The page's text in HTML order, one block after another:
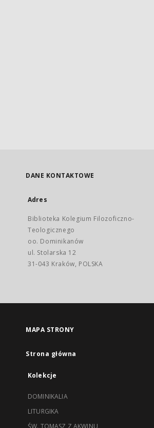
DANE KONTAKTOWE
Adres
Biblioteka Kolegium Filozoficzno-
Teologicznego
oo. Dominikanów
ul. Stolarska 12
31-043 Kraków, POLSKA
MAPA STRONY
Strona główna
Kolekcje
DOMINIKALIA
LITURGIKA
ŚW. TOMASZ Z AKWINU